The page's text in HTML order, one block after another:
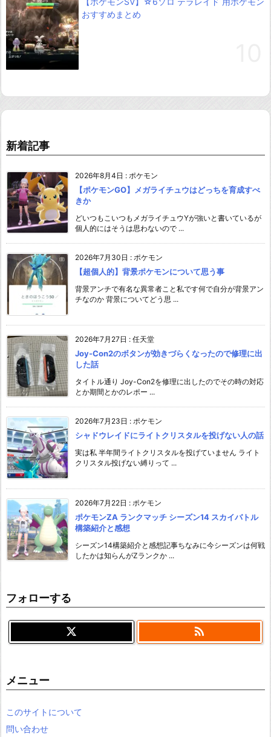
おすすめまとめ
新着記事
2026年8月4日 : ポケモン
【ポケモンGO】メガライチュウはどっちを育成すべ
きか
どいつもこいつもメガライチュウYが強いと書いているが
個人的にはそうは思わないので ...
2026年7月30日 : ポケモン
【超個人的】背景ポケモンについて思う事
背景アンチで有名な異常者こと私です何で自分が背景アン
チなのか 背景についてどう思 ...
2026年7月27日 : 任天堂
Joy-Con2のボタンが効きづらくなったので修理に出
した話
タイトル通り Joy-Con2を修理に出したのでその時の対応
とか期間とかのレポー ...
2026年7月23日 : ポケモン
シャドウレイドにライトクリスタルを投げない人の話
実は私 半年間ライトクリスタルを投げていません ライト
クリスタル投げない縛りって ...
2026年7月22日 : ポケモン
ポケモンZA ランクマッチ シーズン14 スカイバトル
構築紹介と感想
シーズン14構築紹介と感想記事ちなみに今シーズンは何戦
したかは知らんがZランクか ...
フォローする

メニュー
このサイトについて
問い合わせ